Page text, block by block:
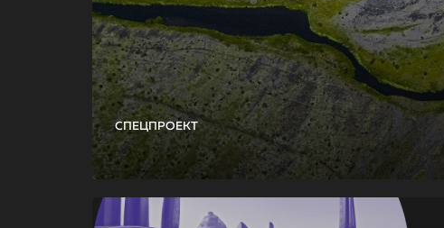
СПЕЦПРОЕКТ